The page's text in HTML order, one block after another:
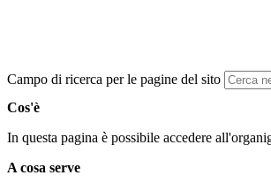
Campo di ricerca per le pagine del sito
Cos'è
In questa pagina è possibile accedere
A cosa serve